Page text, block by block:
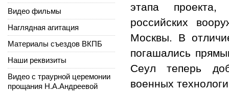
этапа проекта,
российских
Москвы. В
погашались
Сеул теперь
военных
Видео фильмы
Наглядная агитация
Материалы съездов ВКПБ
Наши реквизиты
Видео с траурной церемонии
прощания Н.А.Андреевой